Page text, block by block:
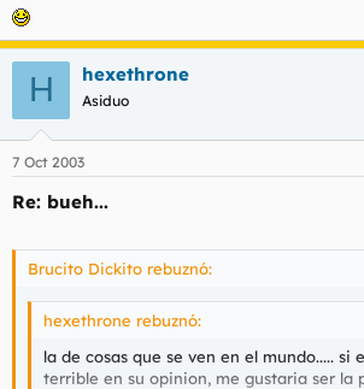
H hexethrone
Asiduo
7 Oct 2003
Re: bueh...
Brucito Dickito rebuznó:
hexethrone rebuznó:
la de cosas que se ven en el mundo..... si
terrible en su opinion, me gustaria ser la